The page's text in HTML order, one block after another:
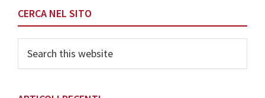
Primary
Sidebar
CERCA NEL SITO
this